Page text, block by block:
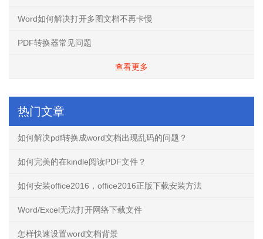
Word如何解决打开多图文档不再卡慢
PDF转换器常见问题
查看更多
热门文章
如何解决pdf转换成word文档出现乱码的问题？
如何完美的在kindle阅读PDF文件？
如何安装office2016，office2016正版下载安装方法
Word/Excel无法打开网络下载文件
怎样快速设置word文档背景